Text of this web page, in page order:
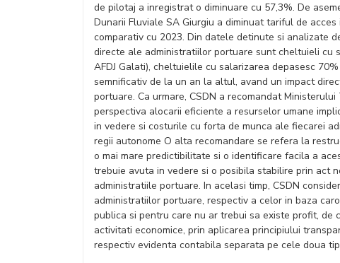
de pilotaj a inregistrat o diminuare cu 57,3%. De
Dunarii Fluviale SA Giurgiu a diminuat tariful de
comparativ cu 2023. Din datele detinute si analizate
directe ale administratiilor portuare sunt cheltuieli cu
AFDJ Galati), cheltuielile cu salarizarea depasesc
semnificativ de la un an la altul, avand un impact
portuare. Ca urmare, CSDN a recomandat
perspectiva alocarii eficiente a resurselor umane
in vedere si costurile cu forta de munca ale fiecarei
regii autonome O alta recomandare se refera la
o mai mare predictibilitate si o identificare facila a
trebuie avuta in vedere si o posibila stabilire prin act
administratiile portuare. In acelasi timp, CSDN
administratiilor portuare, respectiv a celor in baza
publica si pentru care nu ar trebui sa existe profit, de
activitati economice, prin aplicarea principiului
respectiv evidenta contabila separata pe cele doua